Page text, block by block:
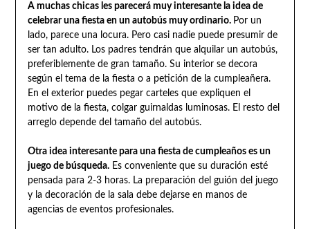
A muchas chicas les parecerá muy interesante la idea de
celebrar una fiesta en un autobús muy ordinario. Por un
lado, parece una locura. Pero casi nadie puede presumir de
ser tan adulto. Los padres tendrán que alquilar un autobús,
preferiblemente de gran tamaño. Su interior se decora
según el tema de la fiesta o a petición de la cumpleañera.
En el exterior puedes pegar carteles que expliquen el
motivo de la fiesta, colgar guirnaldas luminosas. El resto del
arreglo depende del tamaño del autobús.
Otra idea interesante para una fiesta de cumpleaños es un
juego de búsqueda.Es conveniente que su duración esté
pensada para 2-3 horas. La preparación del guión del juego
y la decoración de la sala debe dejarse en manos de
agencias de eventos profesionales.